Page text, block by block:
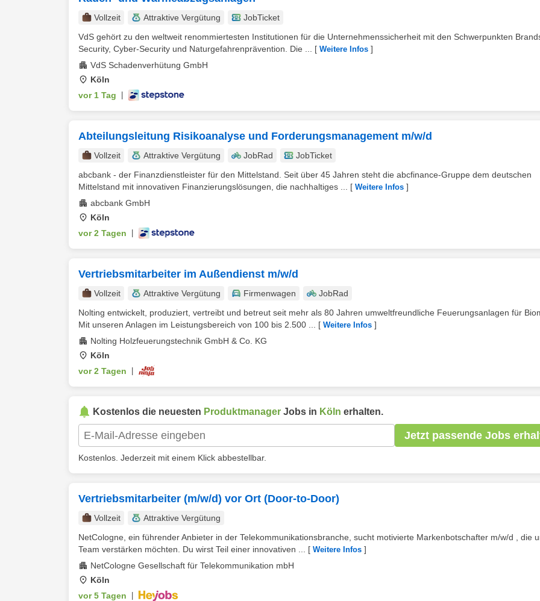
Vollzeit Attraktive Vergütung
JobTicket
VdS gehört zu den weltweit renommiertesten Institutionen für die Unternehmenssicherheit mit den Schwerpunkten
Security, Cyber-Security und Naturgefahrenprävention. Die ...
[ Weitere Infos ]
VdS Schadenverhütung GmbH
Köln
vor 1 Tag
Abteilungsleitung Risikoanalyse und Forderungsmanagement m/w/d
Vollzeit Attraktive Vergütung JobRad
JobTicket
abcbank - der Finanzdienstleister für den Mittelstand. Seit über 45 Jahren steht die abcfinance-Gruppe dem deutschen
Mittelstand mit innovativen Finanzierungslösungen, die nachhaltiges ...
[ Weitere Infos ]
abcbank GmbH
Köln
vor 2 Tagen
Vertriebsmitarbeiter im Außendienst m/w/d
Vollzeit Attraktive Vergütung Firmenwagen
JobRad
Nolting entwickelt, produziert, vertreibt und betreut seit mehr als 80 Jahren umweltfreundliche Feuerungsanlagen für
Mit unseren Anlagen im Leistungsbereich von 100 bis 2.500 ...
[ Weitere Infos ]
Nolting Holzfeuerungstechnik GmbH & Co. KG
Köln
vor 2 Tagen
Kostenlos die neuesten Produktmanager Jobs in Köln erhalten.
Jetzt passende Jobs
Kostenlos. Jederzeit mit einem Klick abbestellbar.
Vertriebsmitarbeiter (m/w/d) vor Ort (Door-to-Door)
Vollzeit
Attraktive Vergütung
NetCologne, ein führender Anbieter in der Telekommunikationsbranche, sucht motivierte Markenbotschafter m/w/d , die
Team verstärken möchten. Du wirst Teil einer innovativen ...
[ Weitere Infos ]
NetCologne Gesellschaft für Telekommunikation mbH
Köln
vor 5 Tagen